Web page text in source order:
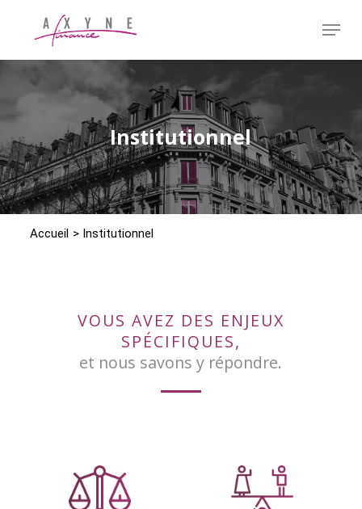
principal
Menu
Institutionnel
Accueil > Institutionnel
VOUS AVEZ DES ENJEUX
SPÉCIFIQUES,
et nous savons y répondre.